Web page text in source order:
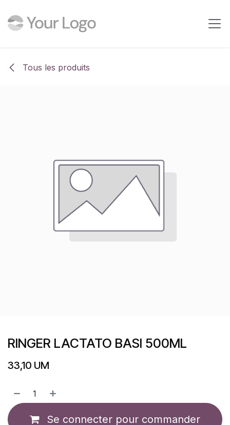
Tous les produits
RINGER LACTATO BASI 500ML
33,10 UM
Se connecter pour commander